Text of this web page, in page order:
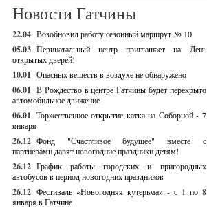
Новости Гатчины
22.04 Возобновил работу сезонный маршрут № 10
05.03 Перинатальный центр приглашает на День
открытых дверей!
10.01 Опасных веществ в воздухе не обнаружено
06.01 В Рождество в центре Гатчины будет перекрыто
автомобильное движение
06.01 Торжественное открытие катка на Соборной - 7
января
26.12 Фонд "Счастливое будущее" вместе с
партнерами дарят новогодние праздники детям!
26.12 График работы городских и пригородных
автобусов в период новогодних праздников
26.12 Фестиваль «Новогодняя кутерьма» - с 1 по 8
января в Гатчине